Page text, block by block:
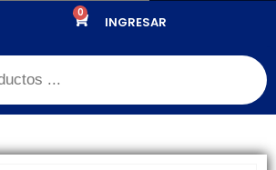
0
INGRESAR
PANTALLAS